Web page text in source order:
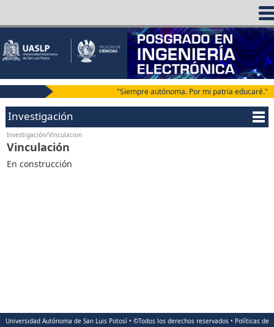
"Siempre autónoma. Por mi patria educaré."
Investigación
Investigación/Vinculacion
Vinculación
En construcción
Universidad Autónoma de San Luis Potosí • ©Todos los derechos reservados • Políticas de